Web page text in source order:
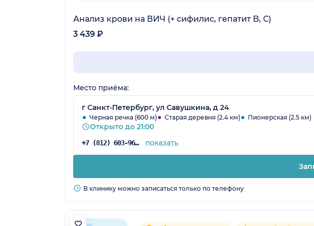
дополнительные деньги.
Анализ крови на ВИЧ (+ сифилис, гепатит B, С)
3 439 ₽
Место приёма:
г Санкт-Петербург, ул Савушкина, д 24
Черная речка (600 м) Старая деревня (2.4 км) Пионерская (2.5 км)
Открыто до 21:00
+7 (812) 603-96-35 показать
В клинику можно записаться только по телефону